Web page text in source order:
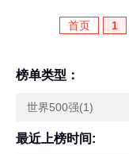
首页 1
榜单类型：
世界500强(1)
最近上榜时间: